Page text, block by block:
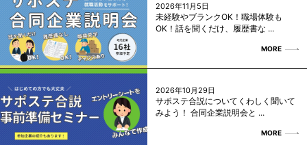
2026年11月5日
未経験やブランクOK！職場体験も
OK！話を聞くだけ、履歴書な ...
MORE
2026年10月29日
サポステ合説についてくわしく聞いて
みよう！ 合同企業説明会と ...
MORE